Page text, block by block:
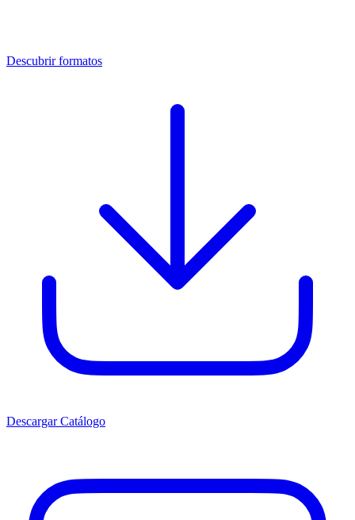
Descubrir formatos
Descargar Catálogo